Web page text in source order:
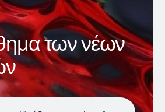
των νέων